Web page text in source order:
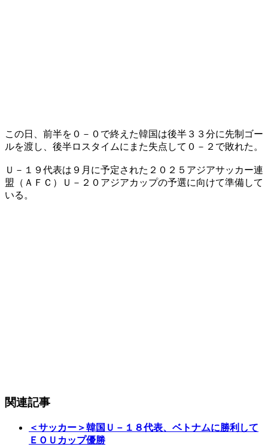
この日、前半を０－０で終えた韓国は後半３３分に先制ゴー
ルを渡し、後半ロスタイムにまた失点して０－２で敗れた。
Ｕ－１９代表は９月に予定された２０２５アジアサッカー連
盟（ＡＦＣ）Ｕ－２０アジアカップの予選に向けて準備して
いる。
関連記事
＜サッカー＞韓国Ｕ－１８代表、ベトナムに勝利して
ＥＯＵカップ優勝